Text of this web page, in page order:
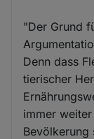
"Der Grund
Denn dass
tierischer
immer
Bevölkerung